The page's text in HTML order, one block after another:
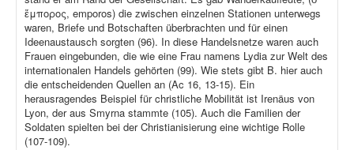
ἔμπορος, emporos) die zwischen einzelnen Stationen unterwegs
waren, Briefe und Botschaften überbrachten und für einen
Ideenaustausch sorgten (96). In diese Handelsnetze waren auch
Frauen eingebunden, die wie eine Frau namens Lydia zur Welt des
internationalen Handels gehörten (99). Wie stets gibt B. hier auch
die entscheidenden Quellen an (Ac 16, 13-15). Ein
herausragendes Beispiel für christliche Mobilität ist Irenäus von
Lyon, der aus Smyrna stammte (105). Auch die Familien der
Soldaten spielten bei der Christianisierung eine wichtige Rolle
(107-109).